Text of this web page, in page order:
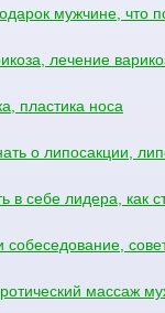
мужчине, что
лечение
пластика носа
о липосакции,
в себе лидера, как
собеседование,
массаж